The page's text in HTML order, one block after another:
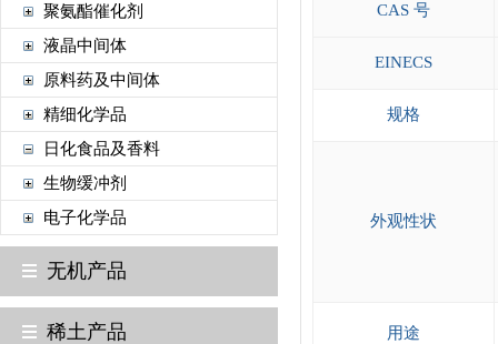
聚氨酯催化剂
液晶中间体
原料药及中间体
精细化学品
日化食品及香料
生物缓冲剂
电子化学品
无机产品
稀土产品
CAS 号
EINECS
规格
外观性状
用途